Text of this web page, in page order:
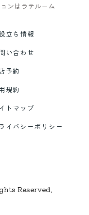
ンはラテルーム
立ち情報
い合わせ
予約
規約
トマップ
イバシーポリシー
Reserved.